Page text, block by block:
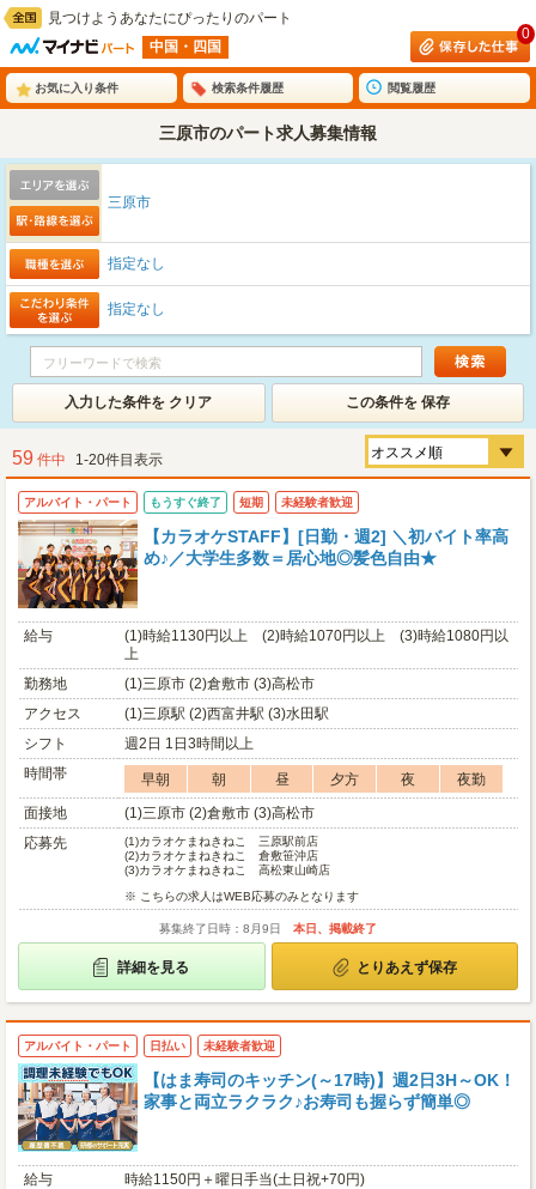
見つけようあなたにぴったりのパート
中国・四国
0
お気に入り条件 検索条件履歴 閲覧履歴
三原市のパート求人募集情報
三原市
指定なし
指定なし
入力した条件を クリア この条件を 保存
59 件中 1-20件目表示
アルバイト・パート もうすぐ終了 短期 未経験者歓迎
【カラオケSTAFF】[日勤・週2] ＼初バイト率高
め♪／大学生多数＝居心地◎髪色自由★
給与
(1)時給1130円以上 (2)時給1070円以上 (3)時給1080円以
上
勤務地
(1)三原市 (2)倉敷市 (3)高松市
アクセス
(1)三原駅 (2)西富井駅 (3)水田駅
シフト
週2日 1日3時間以上
時間帯
早朝 朝 昼 夕方 夜
夜勤
面接地
(1)三原市 (2)倉敷市 (3)高松市
応募先
(1)カラオケまねきねこ 三原駅前店
(2)カラオケまねきねこ 倉敷笹沖店
(3)カラオケまねきねこ 高松東山崎店
※ こちらの求人はWEB応募のみとなります
募集終了日時：8月9日 本日、掲載終了
詳細を見る とりあえず保存
アルバイト・パート 日払い 未経験者歓迎
【はま寿司のキッチン(～17時)】週2日3H～OK！
家事と両立ラクラク♪お寿司も握らず簡単◎
給与
時給1150円＋曜日手当(土日祝+70円)